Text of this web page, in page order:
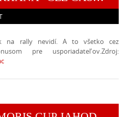
na rally nevidí. A to všetko cez
pre usporiadateľov.Zdroj: